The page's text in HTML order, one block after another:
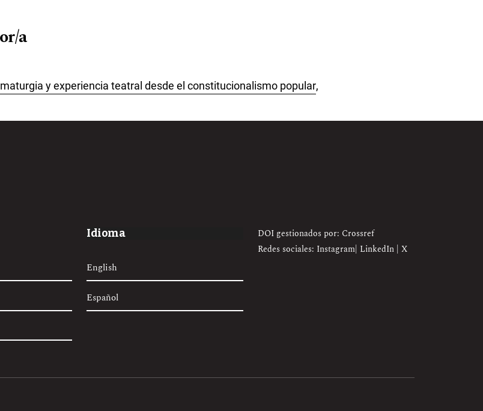
a
y experiencia teatral desde el constitucionalismo popular,
Idioma
English
Español
DOI gestionados por: Crossref
Redes sociales: Instagram LinkedIn X